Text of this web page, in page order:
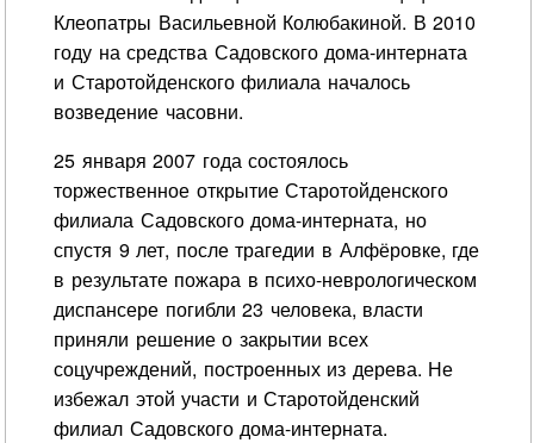
Клеопатры Васильевной Колюбакиной. В 2010
году на средства Садовского дома-интерната
и Старотойденского филиала началось
возведение часовни.
25 января 2007 года состоялось
торжественное открытие Старотойденского
филиала Садовского дома-интерната, но
спустя 9 лет, после трагедии в Алфёровке, где
в результате пожара в психо-неврологическом
диспансере погибли 23 человека, власти
приняли решение о закрытии всех
соцучреждений, построенных из дерева. Не
избежал этой участи и Старотойденский
филиал Садовского дома-интерната.